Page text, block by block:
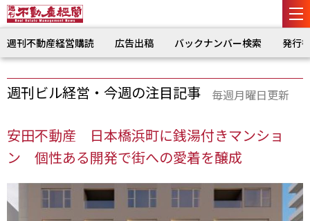
週刊不動産経営購読 広告出稿 バックナンバー検索 発行
週刊ビル経営・今週の注目記事 毎週月曜日更新
安田不動産 日本橋浜町に銭湯付きマンショ
ン 個性ある開発で街への愛着を醸成